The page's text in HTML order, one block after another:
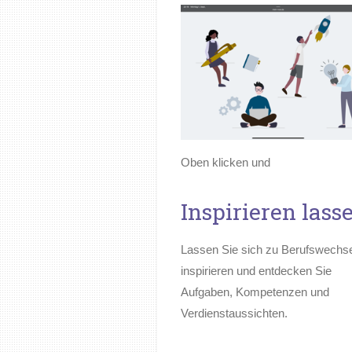
Oben klicken und
Inspirieren
Lassen Sie sich zu
inspirieren und entdecken Sie
Aufgaben, Kompetenzen und
Verdienstaussichten.